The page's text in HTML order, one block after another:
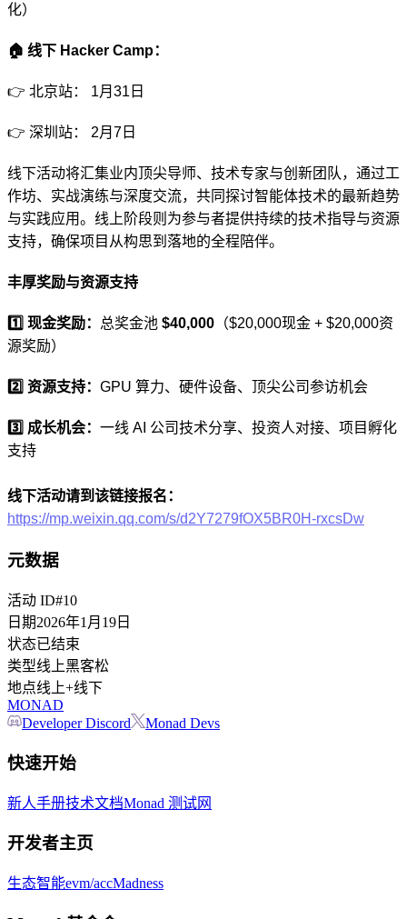
化）
🏠 线下 Hacker Camp：
👉 北京站： 1月31日
👉 深圳站： 2月7日
线下活动将汇集业内顶尖导师、技术专家与创新团队，通过工
作坊、实战演练与深度交流，共同探讨智能体技术的最新趋势
与实践应用。线上阶段则为参与者提供持续的技术指导与资源
支持，确保项目从构思到落地的全程陪伴。
丰厚奖励与资源支持
1️⃣ 现金奖励： 总奖金池 $40,000 （$20,000现金 + $20,000资
源奖励）
2️⃣ 资源支持： GPU 算力、硬件设备、顶尖公司参访机会
3️⃣ 成长机会： 一线 AI 公司技术分享、投资人对接、项目孵化
支持
线下活动请到该链接报名：
https://mp.weixin.qq.com/s/d2Y7279fOX5BR0H-rxcsDw
元数据
活动 ID#10
日期2026年1月19日
状态已结束
类型线上黑客松
地点线上+线下
MONAD
Developer Discord
Monad Devs
快速开始
新人手册技术文档Monad 测试网
开发者主页
生态智能evm/accMadness